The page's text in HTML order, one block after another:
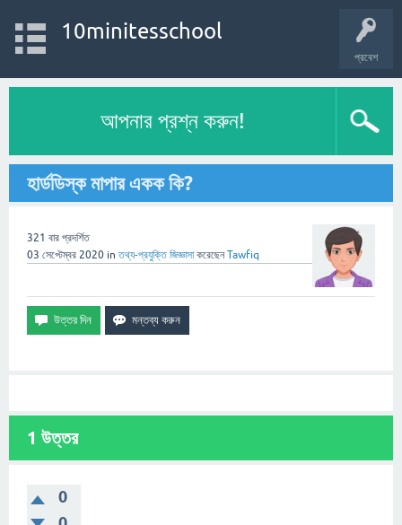
প্রবেশ
10minitesschool
আপনার প্রশ্ন করুন!
হার্ডডিস্ক মাপার একক কি?
321 বার প্রদর্শিত
03 সেপ্টেম্বর 2020 inতথ্য-প্রযুক্তি জিজ্ঞাসা করেছেনTawfiq
1 উত্তর
0